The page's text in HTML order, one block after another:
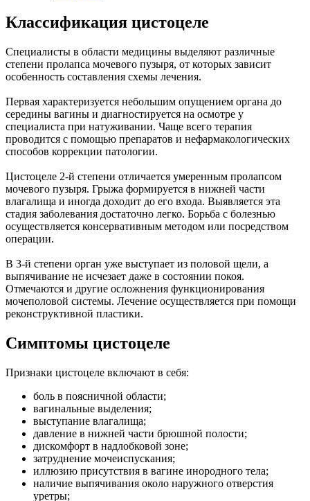
Классификация цистоцеле
Специалисты в области медицины выделяют различные
степени пролапса мочевого пузыря, от которых зависит
особенность составления схемы лечения.
Первая характеризуется небольшим опущением органа до
середины вагины и диагностируется на осмотре у
специалиста при натуживании. Чаще всего терапия
проводится с помощью препаратов и нефармакологических
способов коррекции патологии.
Цистоцеле 2-й степени отличается умеренным пролапсом
мочевого пузыря. Грыжа формируется в нижней части
влагалища и иногда доходит до его входа. Выявляется эта
стадия заболевания достаточно легко. Борьба с болезнью
осуществляется консервативным методом или посредством
операции.
В 3-й степени орган уже выступает из половой щели, а
выпячивание не исчезает даже в состоянии покоя.
Отмечаются и другие осложнения функционирования
мочеполовой системы. Лечение осуществляется при помощи
реконструктивной пластики.
Симптомы цистоцеле
Признаки цистоцеле включают в себя:
боль в поясничной области;
вагинальные выделения;
выступание влагалища;
давление в нижней части брюшной полости;
дискомфорт в надлобковой зоне;
затруднение мочеиспускания;
иллюзию присутствия в вагине инородного тела;
наличие выпячивания около наружного отверстия
уретры;